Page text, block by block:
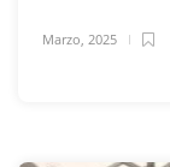
Marzo, 2025